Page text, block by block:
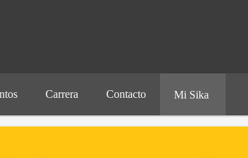
Carrera Contacto Mi Sika